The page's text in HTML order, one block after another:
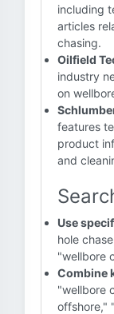
including
articles
chasing.
Oilfield
industry
on
features
product
and
Use
hole
"wellbore
Combine
"wellbore
offshore,"